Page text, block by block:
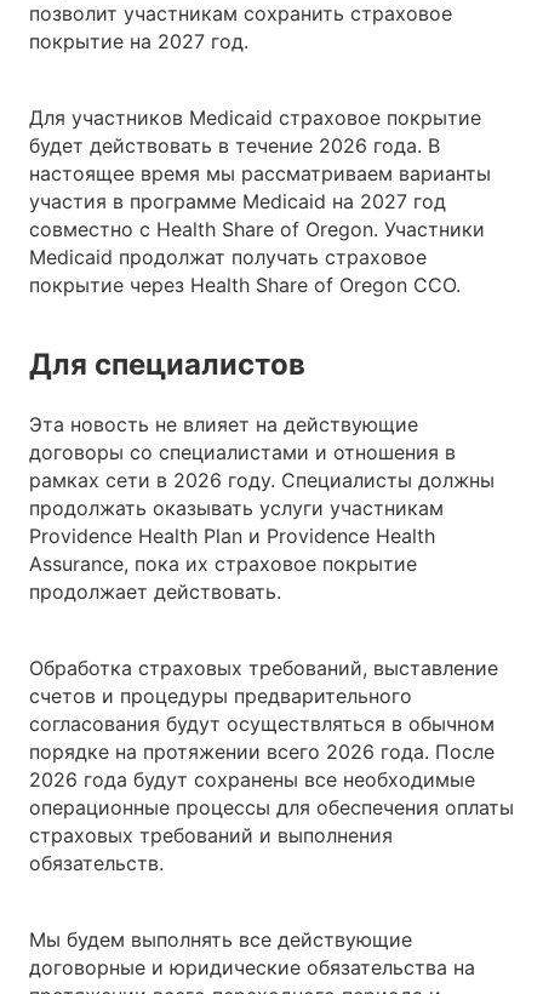
позволит участникам сохранить страховое
покрытие на 2027 год.
Для участников Medicaid страховое покрытие
будет действовать в течение 2026 года. В
настоящее время мы рассматриваем варианты
участия в программе Medicaid на 2027 год
совместно с Health Share of Oregon. Участники
Medicaid продолжат получать страховое
покрытие через Health Share of Oregon CCO.
Для специалистов
Эта новость не влияет на действующие
договоры со специалистами и отношения в
рамках сети в 2026 году. Специалисты должны
продолжать оказывать услуги участникам
Providence Health Plan и Providence Health
Assurance, пока их страховое покрытие
продолжает действовать.
Обработка страховых требований, выставление
счетов и процедуры предварительного
согласования будут осуществляться в обычном
порядке на протяжении всего 2026 года. После
2026 года будут сохранены все необходимые
операционные процессы для обеспечения оплаты
страховых требований и выполнения
обязательств.
Мы будем выполнять все действующие
договорные и юридические обязательства на